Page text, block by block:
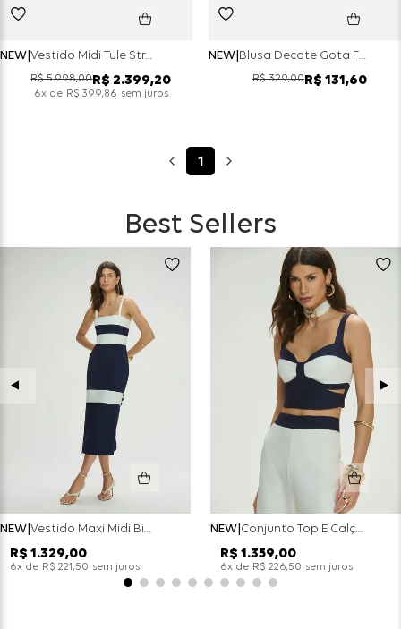
NEW Vestido Mídi Tule Strass - Preto
R$ 5.998,00R$ 2.399,20
6x de R$ 399,86 sem juros
NEW Blusa Decote Gota Franzido Frente Tule Flex - Aveia
R$ 329,00R$ 131 ,60
1
Best Sellers
NEW Vestido Maxi Midi Bicolor Alfaitaria Navy - Marinho
R$ 1 .329,00
6x de R$ 221 ,50 sem juros
NEW Conjunto Top E Calça Wide Leg Bicolor Alfaitaria - Off White
R$ 1 .359,00
6x de R$ 226,50 sem juros